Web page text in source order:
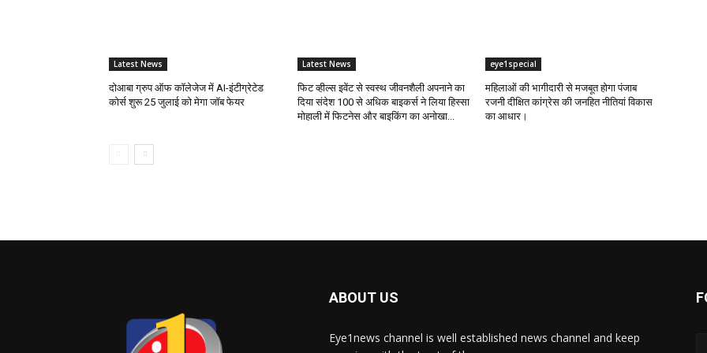
Latest News
दोआबा ग्रुप ऑफ कॉलेजेज में AI-इंटीग्रेटेड
कोर्स शुरू 25 जुलाई को मेगा जॉब फेयर
Latest News
फिट व्हील्स इवेंट से स्वस्थ जीवनशैली अपनाने का
दिया संदेश 100 से अधिक बाइकर्स ने लिया हिस्सा
मोहाली में फिटनेस और बाइकिंग का अनोखा...
eye1special
महिलाओं की भागीदारी से मजबूत होगा पंजाब
रजनी दीक्षित कांग्रेस की जनहित नीतियां विकास
का आधार।
ABOUT US
Eye1news channel is well established news channel and keep